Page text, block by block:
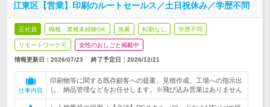
江東区【営業】印刷のルートセールス／土日祝休み／学歴不問
正社員 職種・業種未経験OK 急募 転勤なし 学歴不問
リモートワーク可 女性のおしごと掲載中
情報更新日：2026/07/23 終了予定日： 2026/12/21
仕事内容
印刷物等に関する既存顧客への提案、見積作成、工場への指示出
し、納品管理などをお任せします。※飛び込み営業はありません